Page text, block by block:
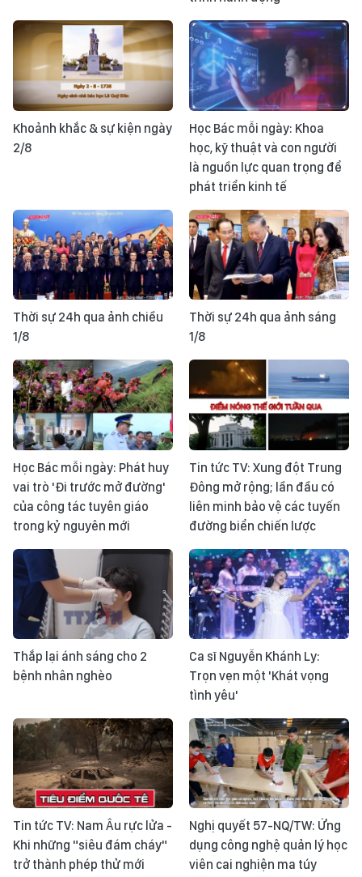
Khoảnh khắc & sự kiện ngày
2/8
Học Bác mỗi ngày: Khoa
học, kỹ thuật và con người
là nguồn lực quan trọng để
phát triển kinh tế
Thời sự 24h qua ảnh chiều
1/8
Thời sự 24h qua ảnh sáng
1/8
Học Bác mỗi ngày: Phát huy
vai trò 'Đi trước mở đường'
của công tác tuyên giáo
trong kỷ nguyên mới
Tin tức TV: Xung đột Trung
Đông mở rộng; lần đầu có
liên minh bảo vệ các tuyến
đường biển chiến lược
Thắp lại ánh sáng cho 2
bệnh nhân nghèo
Ca sĩ Nguyễn Khánh Ly:
Trọn vẹn một 'Khát vọng
tình yêu'
Tin tức TV: Nam Âu rực lửa -
Khi những "siêu đám cháy"
trở thành phép thử mới
Nghị quyết 57-NQ/TW: Ứng
dụng công nghệ quản lý học
viên cai nghiện ma túy